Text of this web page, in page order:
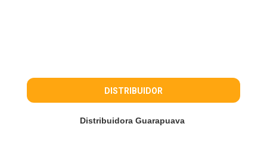
DISTRIBUIDOR
Distribuidora Guarapuava